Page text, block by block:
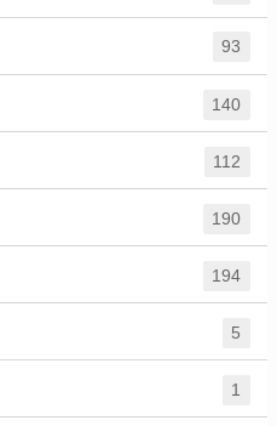
93
140
112
190
194
5
1